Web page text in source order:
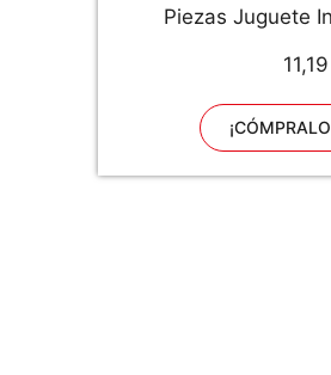
Piezas Juguete
Mascotas